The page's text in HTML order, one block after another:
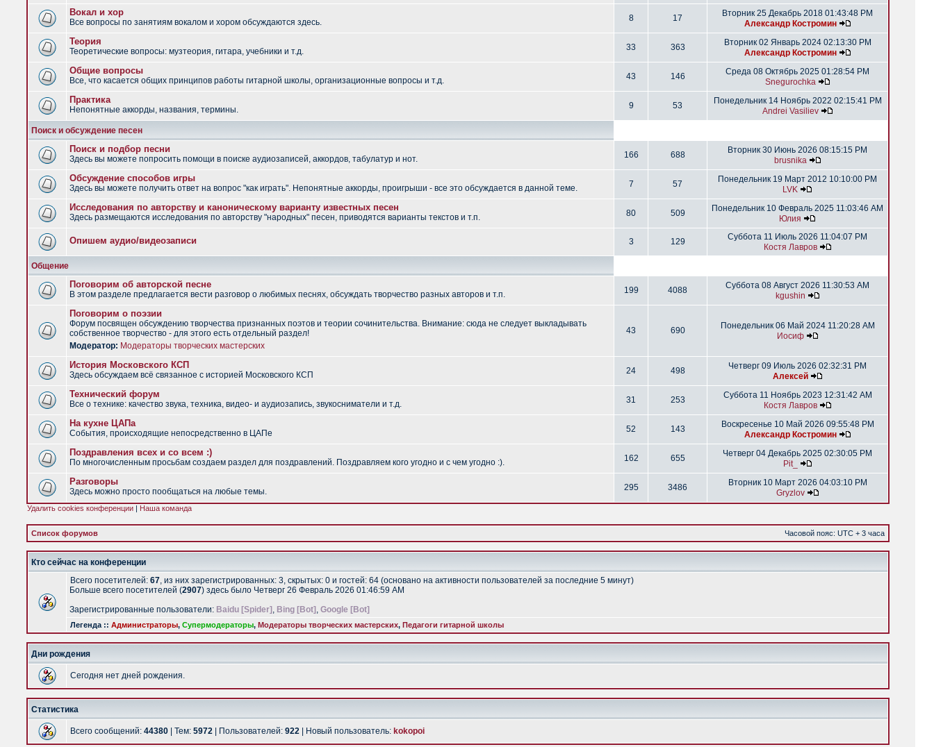
Вокал и хор
Все вопросы по занятиям вокалом и хором обсуждаются здесь. 8 17
Вторник 25 Декабрь 2018 01:43:48 PM
Александр Костромин
Теория
Теоретические вопросы: музтеория, гитара, учебники и т.д. 33 363
Вторник 02 Январь 2024 02:13:30 PM
Александр Костромин
Общие вопросы
Все, что касается общих принципов работы гитарной школы, организационные вопросы и т.д. 43 146
Среда 08 Октябрь 2025 01:28:54 PM
Snegurochka
Практика
Непонятные аккорды, названия, термины. 9 53
Понедельник 14 Ноябрь 2022 02:15:41 PM
Andrei Vasiliev
Поиск и обсуждение песен
Поиск и подбор песни
Здесь вы можете попросить помощи в поиске аудиозаписей, аккордов, табулатур и нот. 166 688
Вторник 30 Июнь 2026 08:15:15 PM
brusnika
Обсуждение способов игры
Здесь вы можете получить ответ на вопрос "как играть". Непонятные аккорды, проигрыши - все это обсуждается в данной теме. 7 57
Понедельник 19 Март 2012 10:10:00 PM
LVK
Исследования по авторству и каноническому варианту известных песен
Здесь размещаются исследования по авторству "народных" песен, приводятся варианты текстов и т.п. 80 509
Понедельник 10 Февраль 2025 11:03:46 AM
Юлия
Опишем аудио/видеозаписи 3 129
Суббота 11 Июль 2026 11:04:07 PM
Костя Лавров
Общение
Поговорим об авторской песне
В этом разделе предлагается вести разговор о любимых песнях, обсуждать творчество разных авторов и т.п. 199 4088
Суббота 08 Август 2026 11:30:53 AM
kgushin
Поговорим о поэзии
Форум посвящен обсуждению творчества признанных поэтов и теории сочинительства. Внимание: сюда не следует выкладывать
собственное творчество - для этого есть отдельный раздел!
Модератор: Модераторы творческих мастерских
43 690
Понедельник 06 Май 2024 11:20:28 AM
Иосиф
История Московского КСП
Здесь обсуждаем всё связанное с историей Московского КСП 24 498
Четверг 09 Июль 2026 02:32:31 PM
Алексей
Технический форум
Все о технике: качество звука, техника, видео- и аудиозапись, звукосниматели и т.д. 31 253
Суббота 11 Ноябрь 2023 12:31:42 AM
Костя Лавров
На кухне ЦАПа
События, происходящие непосредственно в ЦАПе 52 143
Воскресенье 10 Май 2026 09:55:48 PM
Александр Костромин
Поздравления всех и со всем :)
По многочисленным просьбам создаем раздел для поздравлений. Поздравляем кого угодно и с чем угодно :). 162 655
Четверг 04 Декабрь 2025 02:30:05 PM
Pit_
Разговоры
Здесь можно просто пообщаться на любые темы. 295 3486
Вторник 10 Март 2026 04:03:10 PM
Gryzlov
Удалить cookies конференции | Наша команда
Список форумов Часовой пояс: UTC + 3 часа
Кто сейчас на конференции
Всего посетителей: 67, из них зарегистрированных: 3, скрытых: 0 и гостей: 64 (основано на активности пользователей за последние 5 минут)
Больше всего посетителей (2907) здесь было Четверг 26 Февраль 2026 01:46:59 AM
Зарегистрированные пользователи: Baidu [Spider] , Bing [Bot] , Google [Bot]
Легенда :: Администраторы, Супермодераторы, Модераторы творческих мастерских, Педагоги гитарной школы
Дни рождения
Сегодня нет дней рождения.
Статистика
Всего сообщений: 44380 | Тем: 5972 | Пользователей: 922 | Новый пользователь: kokopoi